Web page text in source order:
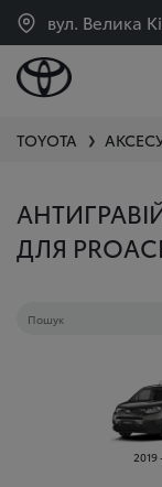
вул. Велика
TOYOTA ❯
ДЛЯ
2019